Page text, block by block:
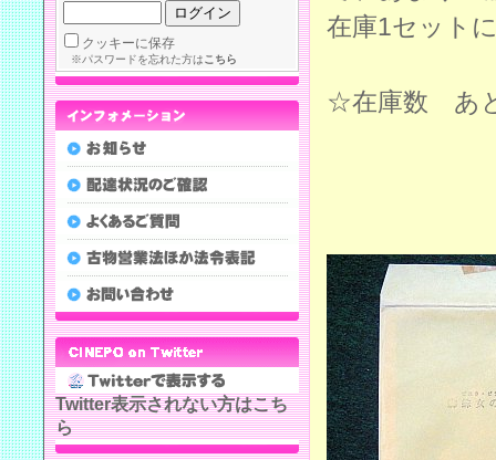
在庫1セット
☆在庫数 あ
クッキーに保存
※パスワードを忘れた方はこちら
Twitter表示されない方はこち
ら